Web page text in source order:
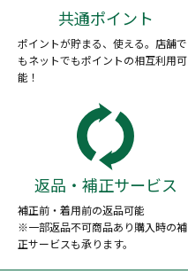
共通ポイント
ポイントが貯まる、使える。店舗で
もネットでもポイントの相互利用可
能！
返品・補正サービス
補正前・着用前の返品可能
※一部返品不可商品あり購入時の補
正サービスも承ります。